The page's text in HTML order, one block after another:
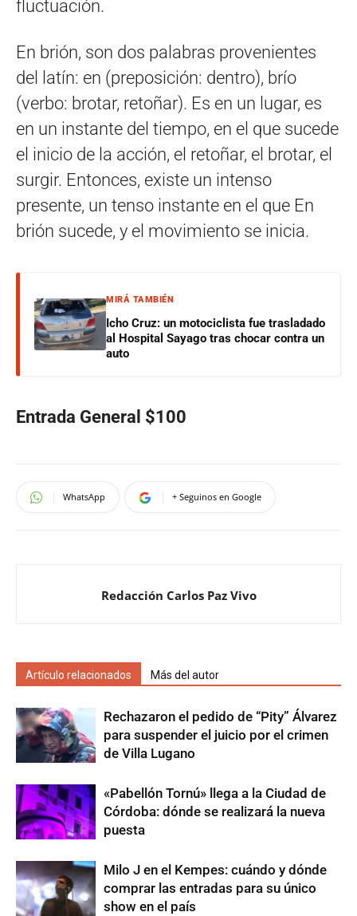
fluctuación.
En brión, son dos palabras provenientes
del latín: en (preposición: dentro), brío
(verbo: brotar, retoñar). Es en un lugar, es
en un instante del tiempo, en el que sucede
el inicio de la acción, el retoñar, el brotar, el
surgir. Entonces, existe un intenso
presente, un tenso instante en el que En
brión sucede, y el movimiento se inicia.
MIRÁ TAMBIÉN
Icho Cruz: un motociclista fue trasladado
al Hospital Sayago tras chocar contra un
auto
Entrada General $100
WhatsApp + Seguinos en Google
Redacción Carlos Paz Vivo
Artículo relacionados Más del autor
Rechazaron el pedido de “Pity” Álvarez
para suspender el juicio por el crimen
de Villa Lugano
«Pabellón Tornú» llega a la Ciudad de
Córdoba: dónde se realizará la nueva
puesta
Milo J en el Kempes: cuándo y dónde
comprar las entradas para su único
show en el país